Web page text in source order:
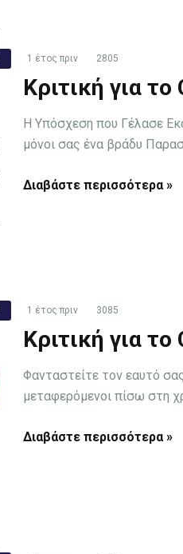
1 έτος πριν 2805
Κριτική για
Η Υπόσχεση που Γέλασε
μόνοι σας ένα βράδυ
Διαβάστε περισσότερα »
1 έτος πριν 3085
Κριτική για
Φανταστείτε τον εαυτό
μεταφερόμενοι πίσω στη
Διαβάστε περισσότερα »